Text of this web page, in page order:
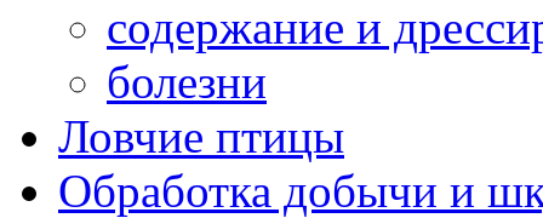
содержание и
болезни
Ловчие птицы
Обработка добычи и